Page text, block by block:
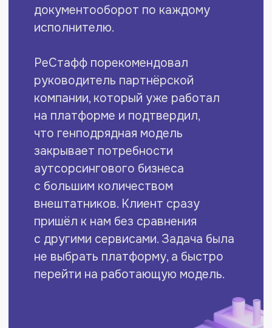
Настроили формат, удобный
для бизнеса клиента: выплаты
за задания дважды в неделю
в режиме «авансирование плюс
расчёт на следующий день».
На подготовку массовой выплаты
у бухгалтерии уходит около двух
часов вечером и около пятнадцати
минут утром на финальную
проверку.
Регулярные массовые
выплаты